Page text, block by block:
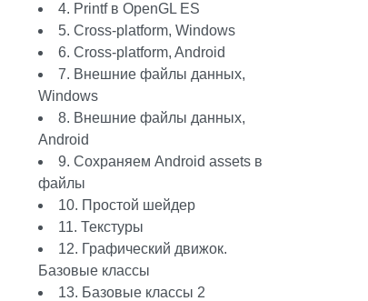
4. Printf в OpenGL ES
5. Cross-platform, Windows
6. Cross-platform, Android
7. Внешние файлы данных,
Windows
8. Внешние файлы данных,
Android
9. Сохраняем Android assets в
файлы
10. Простой шейдер
11. Текстуры
12. Графический движок.
Базовые классы
13. Базовые классы 2